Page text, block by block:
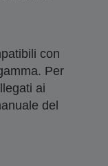
con
Per
ai
del